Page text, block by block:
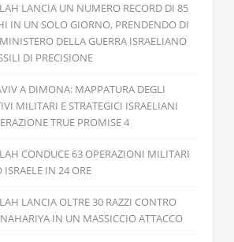
LANCIA UN NUMERO RECORD DI 85
IN UN SOLO GIORNO, PRENDENDO DI
DELLA GUERRA ISRAELIANO
DI PRECISIONE
A DIMONA: MAPPATURA DEGLI
MILITARI E STRATEGICI ISRAELIANI
TRUE PROMISE 4
CONDUCE 63 OPERAZIONI MILITARI
ISRAELE IN 24 ORE
LANCIA OLTRE 30 RAZZI CONTRO
IN UN MASSICCIO ATTACCO